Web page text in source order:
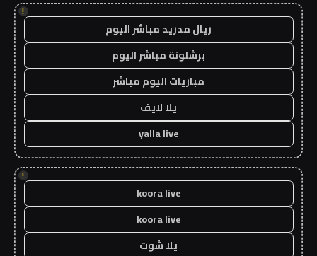
!
ريال مدريد مباشر اليوم
برشلونة مباشر اليوم
مباريات اليوم مباشر
يلا لايف
yalla live
!
koora live
koora live
يلا شوت